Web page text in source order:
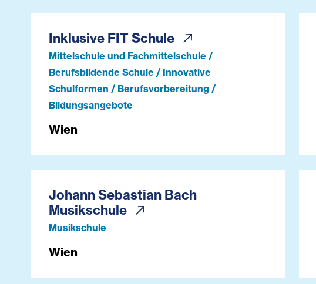
Inklusive FIT Schule
Mittelschule und Fachmittelschule /
Berufsbildende Schule / Innovative
Schulformen / Berufsvorbereitung /
Bildungsangebote
Wien
Johann Sebastian Bach
Musikschule
Musikschule
Wien